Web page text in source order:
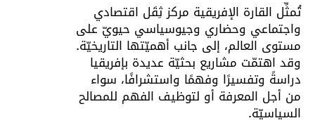
تُمثِّل القارة الإفريقية مركز ثِقَل اقتصادي
واجتماعي وحضاري وجيوسياسي حيويّ على
مستوى العالم، إلى جانب أهميّتها التاريخيّة.
وقد اهتمّت مشاريع بحثيّة عديدة بإفريقيا
دراسةً وتفسيرًا وفهمًا واستشرافًا، سواء
من أجل المعرفة أو لتوظيف الفهم للمصالح
السياسيّة.